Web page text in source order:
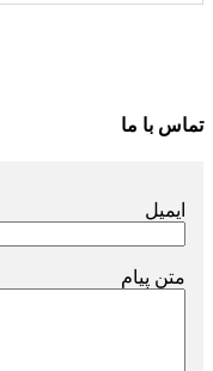
تماس با ما
ایمیل
متن پیام